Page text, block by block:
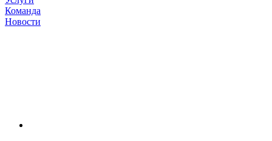
Команда
Новости